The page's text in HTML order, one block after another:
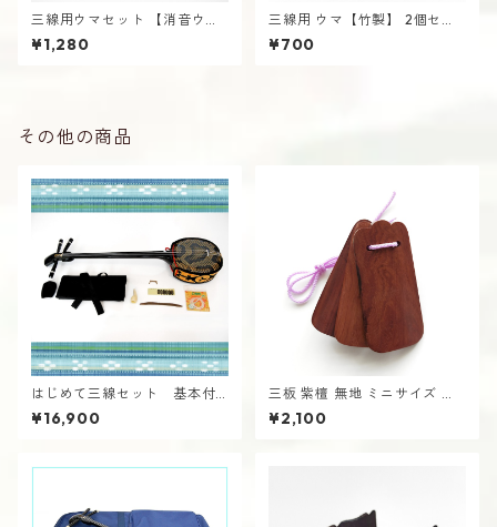
三線用ウマセット 【消音ウマ
＋竹製デザイン＋黒木製デザ
イン】 さんしん うま 沖縄
¥1,280
三線用 ウマ【竹製】 2個セッ
ト さんしん うま
¥700
その他の商品
はじめて三線セット 基本付
属品付き (人工皮・小さめ約75
cm) さんしん 初心者 ミニ 子
¥16,900
三板 紫檀 無地 ミニサイズ さ
んば 沖縄 エイサー
¥2,100